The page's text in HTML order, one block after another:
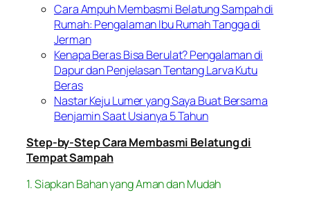
Cara Ampuh Membasmi Belatung Sampah di
Rumah: Pengalaman Ibu Rumah Tangga di
Jerman
Kenapa Beras Bisa Berulat? Pengalaman di
Dapur dan Penjelasan Tentang Larva Kutu
Beras
Nastar Keju Lumer yang Saya Buat Bersama
Benjamin Saat Usianya 5 Tahun
Step-by-Step Cara Membasmi Belatung di
Tempat Sampah
1. Siapkan Bahan yang Aman dan Mudah